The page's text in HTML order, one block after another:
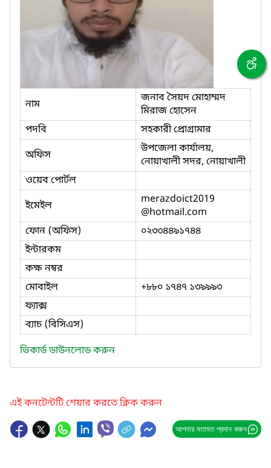
নাম
জনাব সৈয়দ মোহাম্মদ
মিরাজ হোসেন
পদবি
সহকারী প্রোগ্রামার
অফিস
উপজেলা কার্যালয়,
নোয়াখালী সদর, নোয়াখালী
ওয়েব পোর্টল
ইমেইল
merazdoict2019
@hotmail.com
ফোন (অফিস)
০২৩৩৪৪৯১৭৪৪
ইন্টারকম
কক্ষ নম্বর
মোবাইল
+৮৮০ ১৭৪৭ ১৩৯৯৯৩
ফ্যাক্স
ব্যাচ (বিসিএস)
ভিকার্ড ডাউনলোড করুন
এই কনটেন্টটি শেয়ার করতে ক্লিক করুন
আপনার মতামত প্রদান করুন